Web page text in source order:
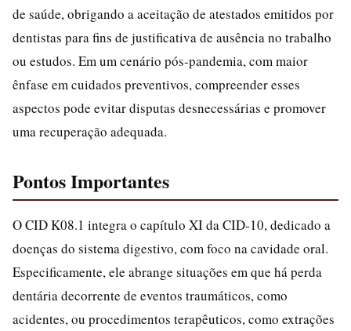
de saúde, obrigando a aceitação de atestados emitidos por
dentistas para fins de justificativa de ausência no trabalho
ou estudos. Em um cenário pós-pandemia, com maior
ênfase em cuidados preventivos, compreender esses
aspectos pode evitar disputas desnecessárias e promover
uma recuperação adequada.
Pontos Importantes
O CID K08.1 integra o capítulo XI da CID-10, dedicado a
doenças do sistema digestivo, com foco na cavidade oral.
Especificamente, ele abrange situações em que há perda
dentária decorrente de eventos traumáticos, como
acidentes, ou procedimentos terapêuticos, como extrações